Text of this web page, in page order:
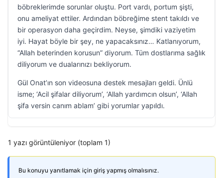
böbreklerimde sorunlar oluştu. Port vardı, portum şişti,
onu ameliyat ettiler. Ardından böbreğime stent takıldı ve
bir operasyon daha geçirdim. Neyse, şimdiki vaziyetim
iyi. Hayat böyle bir şey, ne yapacaksınız… Katlanıyorum,
“Allah beterinden korusun” diyorum. Tüm dostlarıma sağlık
diliyorum ve dualarınızı bekliyorum.
Gül Onat’ın son videosuna destek mesajları geldi. Ünlü
isme; ‘Acil şifalar diliyorum’, ‘Allah yardımcın olsun’, ‘Allah
şifa versin canım ablam’ gibi yorumlar yapıldı.
1 yazı görüntüleniyor (toplam 1)
Bu konuyu yanıtlamak için giriş yapmış olmalısınız.